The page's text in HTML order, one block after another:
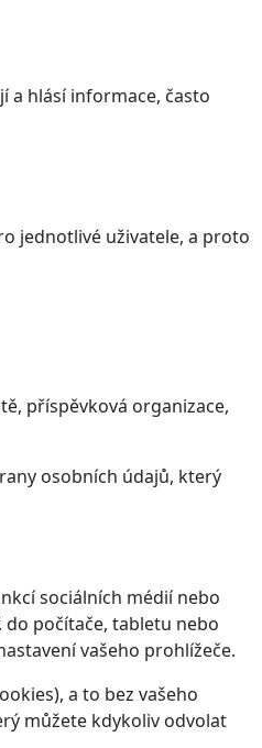
a hlásí informace, často
jednotlivé uživatele, a proto
příspěvková organizace,
osobních údajů, který
sociálních médií nebo
do počítače, tabletu nebo
vašeho prohlížeče.
a to bez vašeho
můžete kdykoliv odvolat